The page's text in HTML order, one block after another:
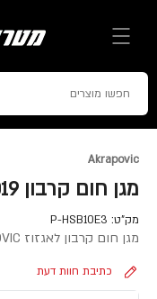
Akrapovic
מגן חום קרבון BMW S 1000 RR 2019
מק"ט: P-HSB10E3
מגן חום קרבון לאגזוז AKRAPOVIC עבור BMW S 1000 RR.
כתיבת חוות דעת